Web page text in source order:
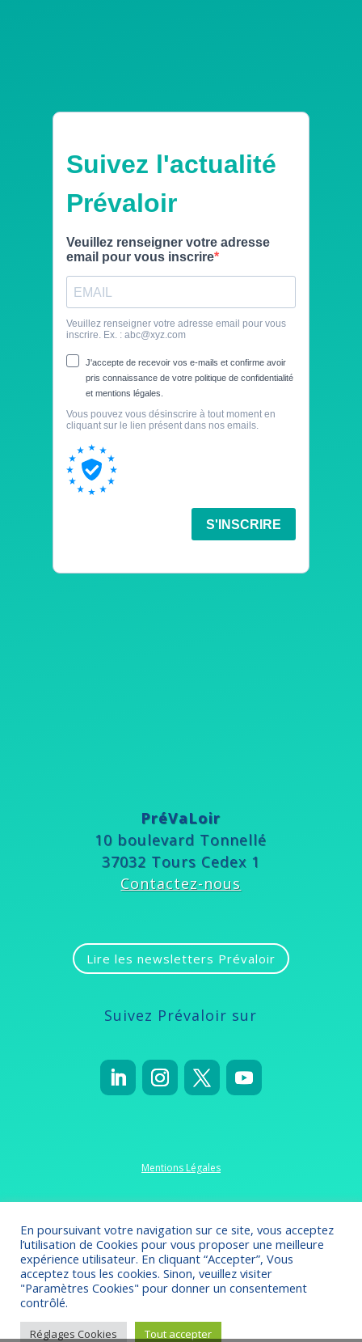
PréVaLoir
10 boulevard Tonnellé
37032 Tours Cedex 1
Contactez-nous
Lire les newsletters Prévaloir
Suivez Prévaloir sur
Mentions Légales
Politique de confidentialité
Crédits 2022-2023// CréationOmsolution
En poursuivant votre navigation sur ce site, vous acceptez
l’utilisation de Cookies pour vous proposer une meilleure
expérience utilisateur. En cliquant “Accepter”, Vous
acceptez tous les cookies. Sinon, veuillez visiter
"Paramètres Cookies" pour donner un consentement
contrôlé.
Réglages Cookies Tout accepter